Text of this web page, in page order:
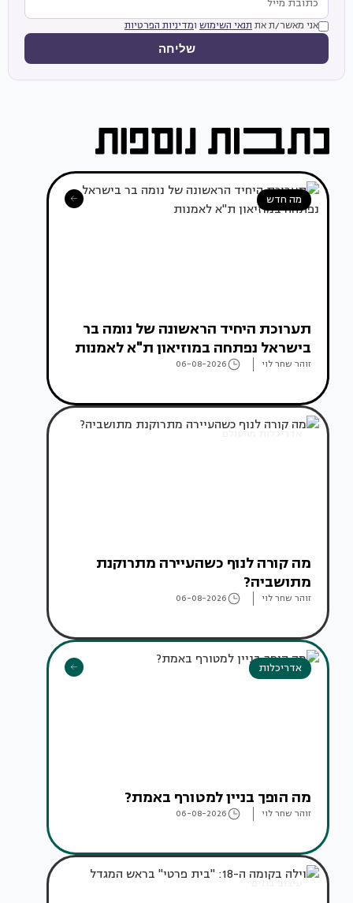
אני מאשר/ת את תנאי השימוש ומדיניות הפרטיות
שליחה
מה חדש
תערוכת היחיד הראשונה של נומה בר
בישראל נפתחה במוזיאון ת"א לאמנות
זוהר שחר לוי 06-08-2026
אדריכלות מהעולם
מה קורה לנוף כשהעיירה מתרוקנת
מתושביה?
זוהר שחר לוי 06-08-2026
אדריכלות
מה הופך בניין למטורף באמת?
זוהר שחר לוי 06-08-2026
עיצוב בתים